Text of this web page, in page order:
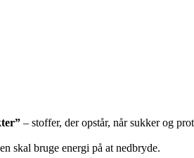
– stoffer, der opstår, når sukker og
skal bruge energi på at nedbryde.